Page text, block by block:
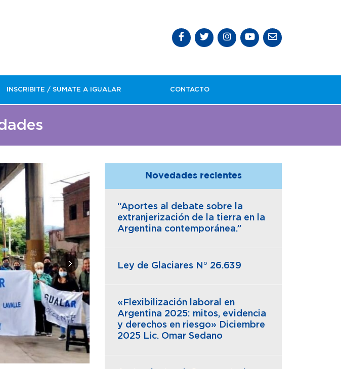
INSCRIBITE / SUMATE A IGUALAR CONTACTO
Novedades recientes
“Aportes al debate sobre la
extranjerización de la tierra en la
Argentina contemporánea.”
Ley de Glaciares N° 26.639
«Flexibilización laboral en
Argentina 2025: mitos, evidencia
y derechos en riesgo» Diciembre
2025 Lic. Omar Sedano